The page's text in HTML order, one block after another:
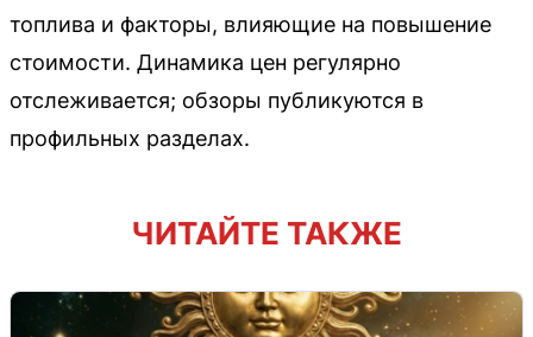
топлива и факторы, влияющие на повышение
стоимости. Динамика цен регулярно
отслеживается; обзоры публикуются в
профильных разделах.
ЧИТАЙТЕ ТАКЖЕ